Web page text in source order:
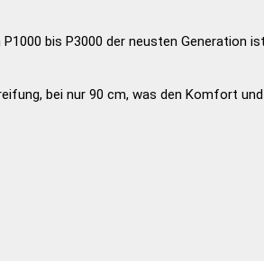
bis P3000 der neusten Generation
bei nur 90 cm, was den Komfort